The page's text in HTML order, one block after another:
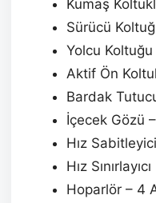
Kumaş
Sürücü
Yolcu
Aktif Ön
Bardak
İçecek Gözü
Hız
Hız
Hoparlör – 4